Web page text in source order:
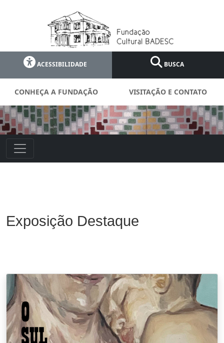
ACESSIBILIDADE BUSCA
CONHEÇA A FUNDAÇÃO VISITAÇÃO E CONTATO
Exposição Destaque